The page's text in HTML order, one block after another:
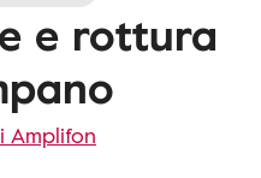
e rottura
Amplifon